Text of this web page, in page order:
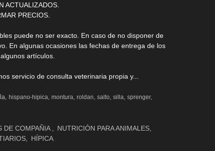
ACTUALIZADOS.
PRECIOS.
puede no ser exacto. En caso de no disponer de
En algunas ocasiones las fechas de entrega de los
artículos.
servicio de consulta veterinaria propia y...
hispano-hipica montura roldan salto silla sprenger
DE COMPAÑIA
NUTRICIÓN PARA ANIMALES
HÍPICA